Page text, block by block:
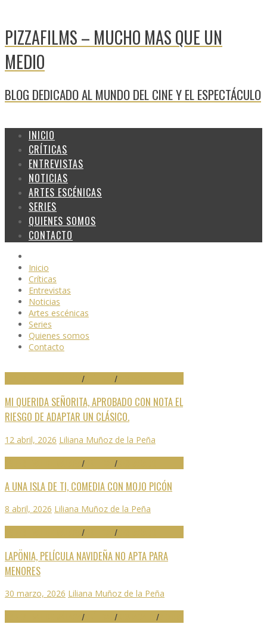
PIZZAFILMS – MUCHO MAS QUE UN
MEDIO
BLOG DEDICADO AL MUNDO DEL CINE Y EL ESPECTÁCULO
INICIO
CRÍTICAS
ENTREVISTAS
NOTICIAS
ARTES ESCÉNICAS
SERIES
QUIENES SOMOS
CONTACTO
Inicio
Críticas
Entrevistas
Noticias
Artes escénicas
Series
Quienes somos
Contacto
/ /
MI QUERIDA SEÑORITA, APROBADO CON NOTA EL
RIESGO DE ADAPTAR UN CLÁSICO.
12 abril, 2026 Liliana Muñoz de la Peña
/ /
A UNA ISLA DE TI, COMEDIA CON MOJO PICÓN
8 abril, 2026 Liliana Muñoz de la Peña
/ /
LAPÖNIA, PELÍCULA NAVIDEÑA NO APTA PARA
MENORES
30 marzo, 2026 Liliana Muñoz de la Peña
/ / /